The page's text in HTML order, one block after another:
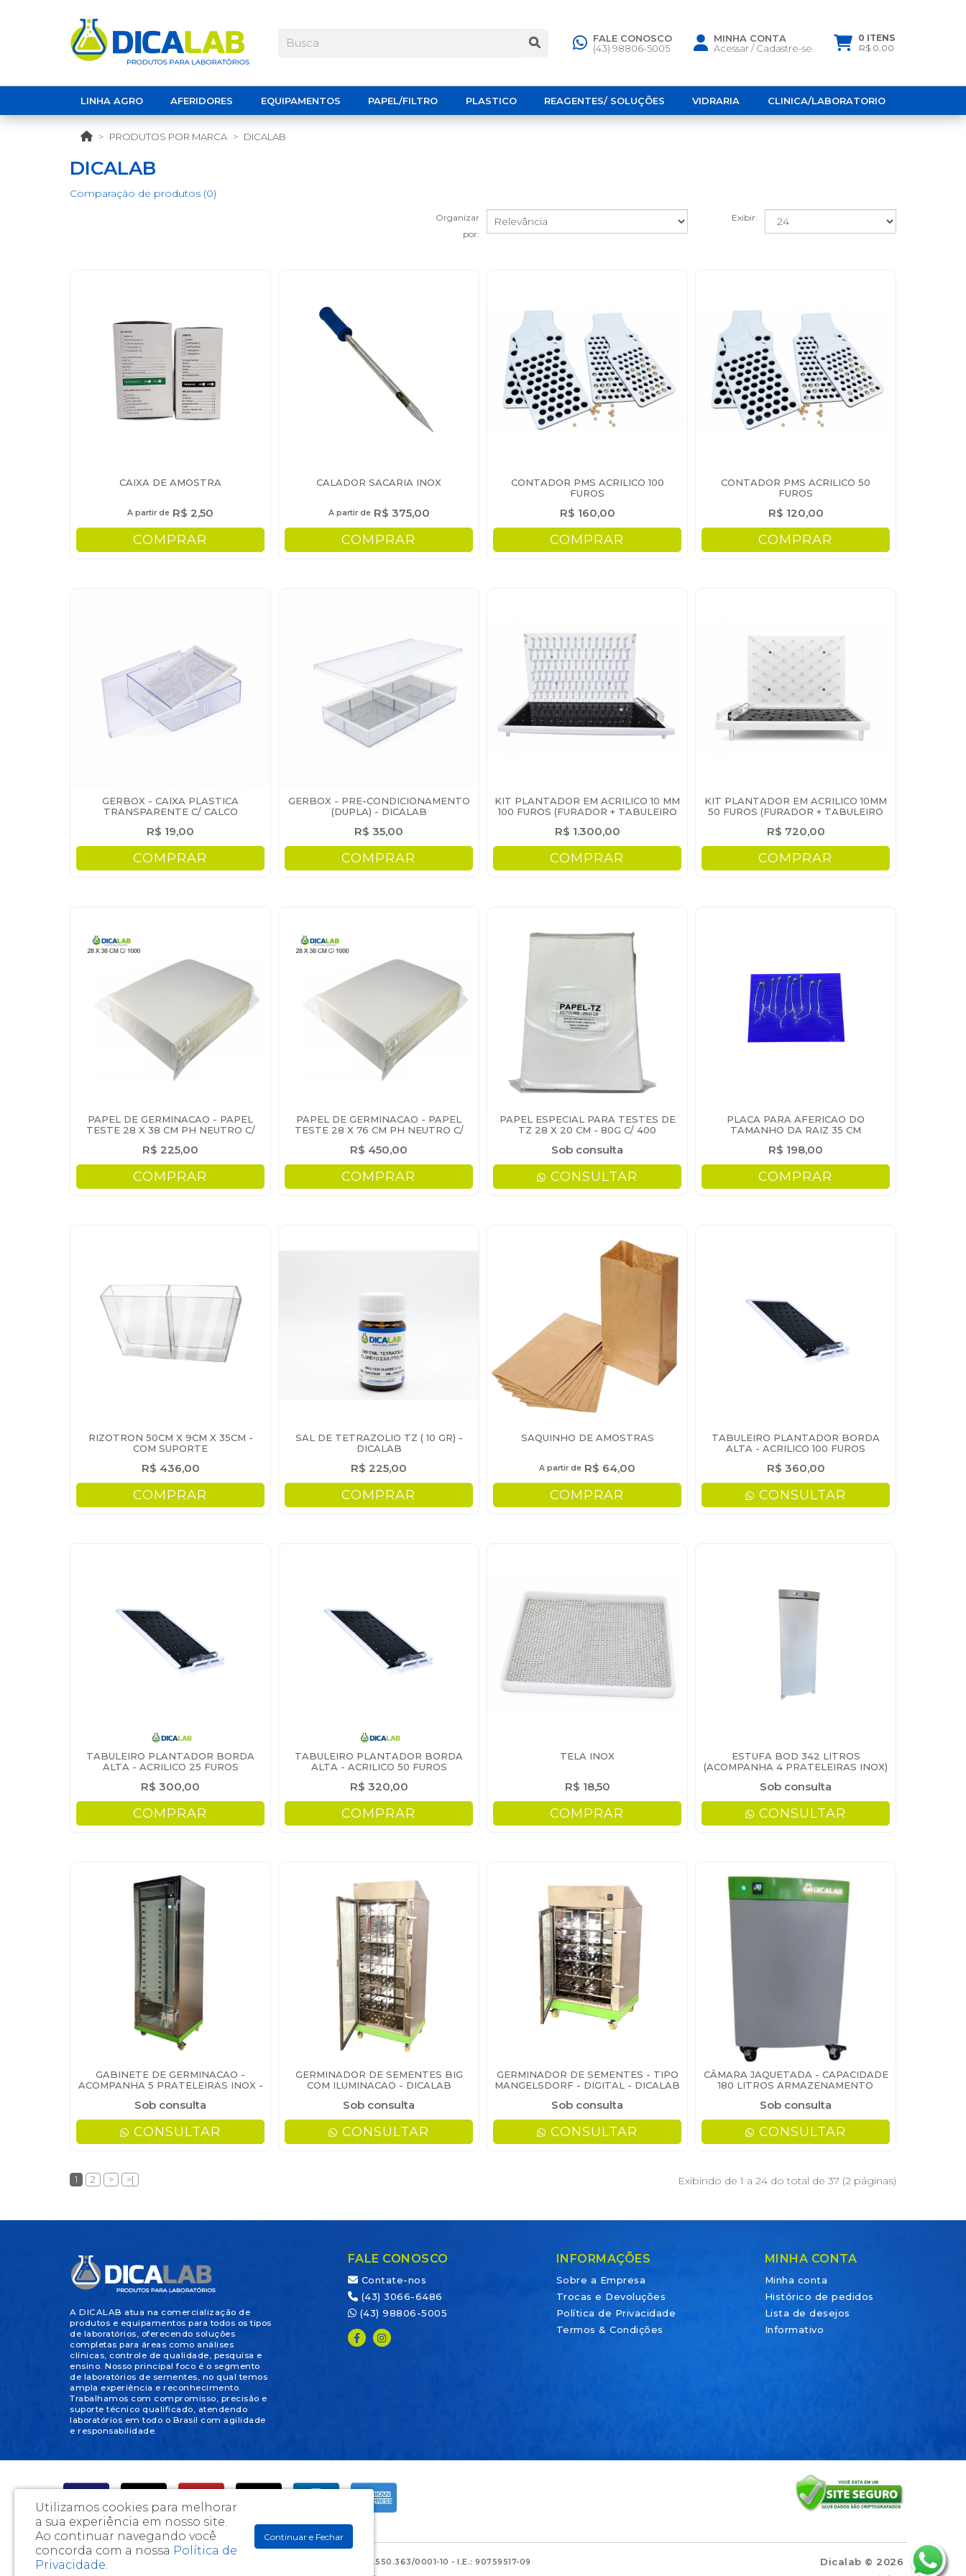
FALE CONOSCO
(43) 98806-5005
MINHA CONTA
Acessar/Cadastre-se
0 ITENS
R$ 0,00
LINHA AGRO AFERIDORES EQUIPAMENTOS PAPEL/FILTRO PLASTICO REAGENTES/ SOLUÇÕES VIDRARIA CLINICA/LABORATORIO
PRODUTOS POR MARCA DICALAB
DICALAB
Comparação de produtos (0)
Organizar
por:
Exibir:
CAIXA DE AMOSTRA
A partir de R$ 2,50
COMPRAR
CALADOR SACARIA INOX
A partir de R$ 375,00
COMPRAR
CONTADOR PMS ACRILICO 100
FUROS
R$ 160,00
COMPRAR
CONTADOR PMS ACRILICO 50
FUROS
R$ 120,00
COMPRAR
GERBOX - CAIXA PLASTICA
TRANSPARENTE C/ CALCO
R$ 19,00
COMPRAR
GERBOX - PRE-CONDICIONAMENTO
(DUPLA) - DICALAB
R$ 35,00
COMPRAR
KIT PLANTADOR EM ACRILICO 10 MM
100 FUROS (FURADOR + TABULEIRO
R$ 1.300,00
COMPRAR
KIT PLANTADOR EM ACRILICO 10MM
50 FUROS (FURADOR + TABULEIRO
R$ 720,00
COMPRAR
PAPEL DE GERMINACAO - PAPEL
TESTE 28 X 38 CM PH NEUTRO C/
R$ 225,00
COMPRAR
PAPEL DE GERMINACAO - PAPEL
TESTE 28 X 76 CM PH NEUTRO C/
R$ 450,00
COMPRAR
PAPEL ESPECIAL PARA TESTES DE
TZ 28 X 20 CM - 80G C/ 400
Sob consulta
CONSULTAR
PLACA PARA AFERICAO DO
TAMANHO DA RAIZ 35 CM
R$ 198,00
COMPRAR
RIZOTRON 50CM X 9CM X 35CM -
COM SUPORTE
R$ 436,00
COMPRAR
SAL DE TETRAZOLIO TZ ( 10 GR) -
DICALAB
R$ 225,00
COMPRAR
SAQUINHO DE AMOSTRAS
A partir de R$ 64,00
COMPRAR
TABULEIRO PLANTADOR BORDA
ALTA - ACRILICO 100 FUROS
R$ 360,00
CONSULTAR
TABULEIRO PLANTADOR BORDA
ALTA - ACRILICO 25 FUROS
R$ 300,00
COMPRAR
TABULEIRO PLANTADOR BORDA
ALTA - ACRILICO 50 FUROS
R$ 320,00
COMPRAR
TELA INOX
R$ 18,50
COMPRAR
ESTUFA BOD 342 LITROS
(ACOMPANHA 4 PRATELEIRAS INOX)
Sob consulta
CONSULTAR
GABINETE DE GERMINACAO -
ACOMPANHA 5 PRATELEIRAS INOX -
Sob consulta
CONSULTAR
GERMINADOR DE SEMENTES BIG
COM ILUMINACAO - DICALAB
Sob consulta
CONSULTAR
GERMINADOR DE SEMENTES - TIPO
MANGELSDORF - DIGITAL - DICALAB
Sob consulta
CONSULTAR
CÂMARA JAQUETADA - CAPACIDADE
180 LITROS ARMAZENAMENTO
Sob consulta
CONSULTAR
1 2 > >| Exibindo de 1 a 24 do total de 37 (2 páginas)
A DICALAB atua na comercialização de
produtos e equipamentos para todos os tipos
de laboratórios, oferecendo soluções
completas para áreas como análises
clínicas, controle de qualidade, pesquisa e
ensino. Nosso principal foco é o segmento
de laboratórios de sementes, no qual temos
ampla experiência e reconhecimento.
Trabalhamos com compromisso, precisão e
suporte técnico qualificado, atendendo
laboratórios em todo o Brasil com agilidade
e responsabilidade.
FALE CONOSCO
Contate-nos
(43) 3066-6486
(43) 98806-5005
INFORMAÇÕES
Sobre a Empresa
Trocas e Devoluções
Política de Privacidade
Termos & Condições
MINHA CONTA
Minha conta
Histórico de pedidos
Lista de desejos
Informativo
DicaLab Materiais Para Laboratórios e Artigos Médicos Ltda - CNPJ: 28.550.363/0001-10 - I.E.: 90759517-09
Dicalab © 2026
Utilizamos cookies para melhorar
a sua experiência em nosso site.
Ao continuar navegando você
concorda com a nossa Política de
Privacidade.
Continuar e Fechar